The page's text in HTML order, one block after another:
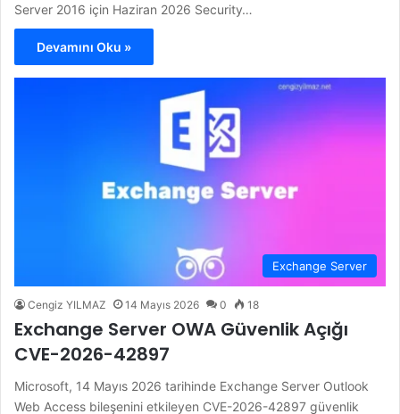
Server 2016 için Haziran 2026 Security…
Devamını Oku »
Exchange Server
Cengiz YILMAZ 14 Mayıs 2026 0 18
Exchange Server OWA Güvenlik Açığı
CVE-2026-42897
Microsoft, 14 Mayıs 2026 tarihinde Exchange Server Outlook
Web Access bileşenini etkileyen CVE-2026-42897 güvenlik